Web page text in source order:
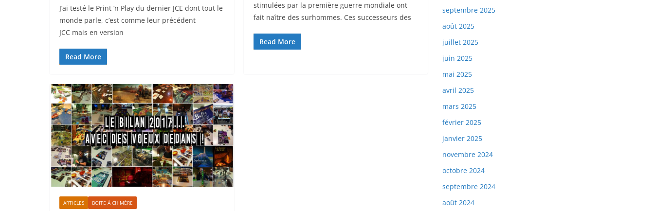
J’ai testé le Print ‘n Play du dernier JCE dont tout le
monde parle, c’est comme leur précédent
JCC mais en version
Read More
stimulées par la première guerre mondiale ont
fait naître des surhommes. Ces successeurs des
Read More
ARTICLES BOITE À CHIMÈRE
septembre 2025
août 2025
juillet 2025
juin 2025
mai 2025
avril 2025
mars 2025
février 2025
janvier 2025
novembre 2024
octobre 2024
septembre 2024
août 2024